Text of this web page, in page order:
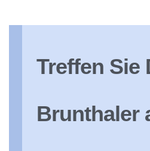
Treffen Sie
Brunthaler